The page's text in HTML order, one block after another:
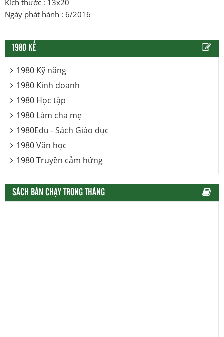
Kích thước : 13x20
Ngày phát hành : 6/2016
1980 KỂ
1980 Kỹ năng
1980 Kinh doanh
1980 Học tập
1980 Làm cha mẹ
1980Edu - Sách Giáo dục
1980 Văn học
1980 Truyền cảm hứng
SÁCH BÁN CHẠY TRONG THÁNG